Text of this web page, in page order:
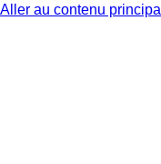
Aller au contenu principal